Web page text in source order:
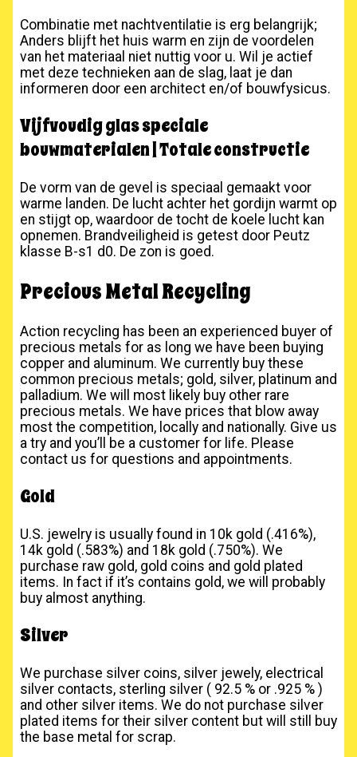
Combinatie met nachtventilatie is erg belangrijk;
Anders blijft het huis warm en zijn de voordelen
van het materiaal niet nuttig voor u. Wil je actief
met deze technieken aan de slag, laat je dan
informeren door een architect en/of bouwfysicus.
Vijfvoudig glas speciale
bouwmaterialen | Totale constructie
De vorm van de gevel is speciaal gemaakt voor
warme landen. De lucht achter het gordijn warmt op
en stijgt op, waardoor de tocht de koele lucht kan
opnemen. Brandveiligheid is getest door Peutz
klasse B-s1 d0. De zon is goed.
Precious Metal Recycling
Action recycling has been an experienced buyer of
precious metals for as long we have been buying
copper and aluminum. We currently buy these
common precious metals; gold, silver, platinum and
palladium. We will most likely buy other rare
precious metals. We have prices that blow away
most the competition, locally and nationally. Give us
a try and you’ll be a customer for life. Please
contact us for questions and appointments.
Gold
U.S. jewelry is usually found in 10k gold (.416%),
14k gold (.583%) and 18k gold (.750%). We
purchase raw gold, gold coins and gold plated
items. In fact if it’s contains gold, we will probably
buy almost anything.
Silver
We purchase silver coins, silver jewely, electrical
silver contacts, sterling silver ( 92.5 % or .925 % )
and other silver items. We do not purchase silver
plated items for their silver content but will still buy
the base metal for scrap.